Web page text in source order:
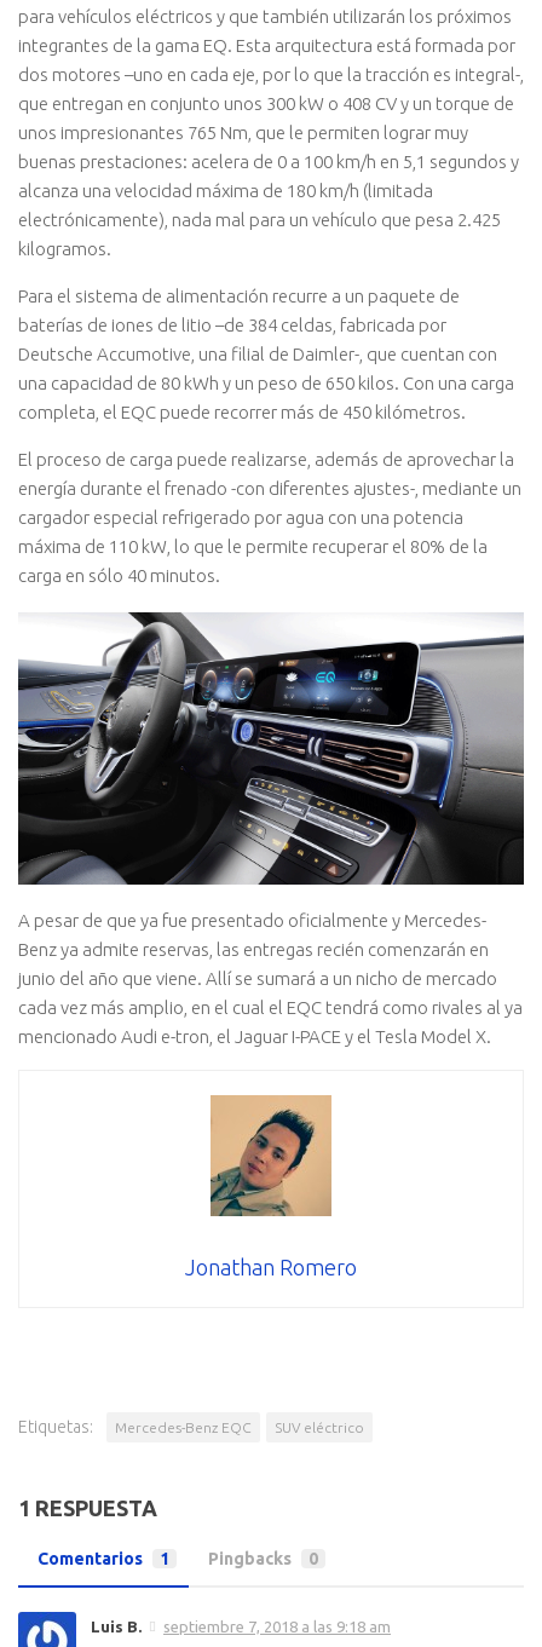
para vehículos eléctricos y que también utilizarán los próximos
integrantes de la gama EQ. Esta arquitectura está formada por
dos motores –uno en cada eje, por lo que la tracción es integral-,
que entregan en conjunto unos 300 kW o 408 CV y un torque de
unos impresionantes 765 Nm, que le permiten lograr muy
buenas prestaciones: acelera de 0 a 100 km/h en 5,1 segundos y
alcanza una velocidad máxima de 180 km/h (limitada
electrónicamente), nada mal para un vehículo que pesa 2.425
kilogramos.
Para el sistema de alimentación recurre a un paquete de
baterías de iones de litio –de 384 celdas, fabricada por
Deutsche Accumotive, una filial de Daimler-, que cuentan con
una capacidad de 80 kWh y un peso de 650 kilos. Con una carga
completa, el EQC puede recorrer más de 450 kilómetros.
El proceso de carga puede realizarse, además de aprovechar la
energía durante el frenado -con diferentes ajustes-, mediante un
cargador especial refrigerado por agua con una potencia
máxima de 110 kW, lo que le permite recuperar el 80% de la
carga en sólo 40 minutos.
A pesar de que ya fue presentado oficialmente y Mercedes-
Benz ya admite reservas, las entregas recién comenzarán en
junio del año que viene. Allí se sumará a un nicho de mercado
cada vez más amplio, en el cual el EQC tendrá como rivales al ya
mencionado Audi e-tron, el Jaguar I-PACE y el Tesla Model X.
Jonathan Romero
Etiquetas: Mercedes-Benz EQC SUV eléctrico
1 RESPUESTA
Comentarios 1 Pingbacks 0
Luis B.
septiembre 7, 2018 a las 9:18 am